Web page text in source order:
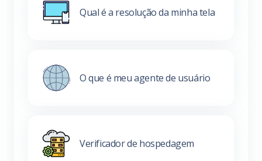
Qual é a resolução da minha tela
O que é meu agente de usuário
Verificador de hospedagem